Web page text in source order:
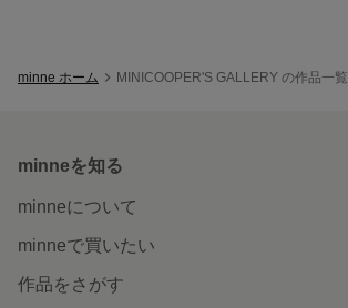
minne ホーム MINICOOPER'S GALLERY の作品一覧
minneを知る
minneについて
minneで買いたい
作品をさがす